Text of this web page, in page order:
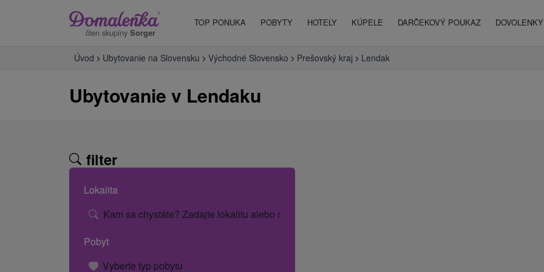
člen skupiny Sorger
TOP PONUKA POBYTY HOTELY KÚPELE DARČEKOVÝ POUKAZ
Úvod Ubytovanie na Slovensku Východné Slovensko Prešovský kraj Lendak
Ubytovanie v Lendaku
filter
Lokalita
Kam sa chystáte? Zadajte lokalitu alebo názov hotela.
Pobyt
Vyberte typ pobytu